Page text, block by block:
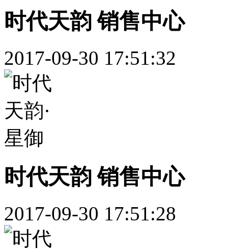
时代天韵 销售中心
2017-09-30 17:51:32
时代天韵 销售中心
2017-09-30 17:51:28